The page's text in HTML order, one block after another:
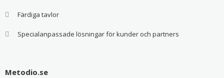
Färdiga tavlor
Specialanpassade lösningar för kunder och partners
Metodio.se